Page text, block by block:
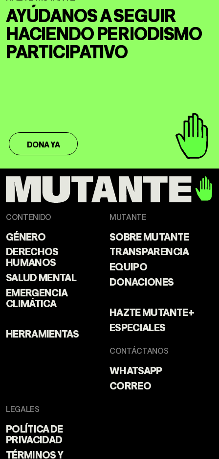
AYÚDANOS A SEGUIR
HACIENDOPERIODISMO
PARTICIPATIVO
DONA YA
CONTENIDO
GÉNERO
DERECHOS
HUMANOS
SALUD MENTAL
EMERGENCIA
CLIMÁTICA
HERRAMIENTAS
MUTANTE
SOBRE MUTANTE
TRANSPARENCIA
EQUIPO
DONACIONES
HAZTE MUTANTE+
ESPECIALES
CONTÁCTANOS
WHATSAPP
CORREO
LEGALES
POLÍTICA DE
PRIVACIDAD
TÉRMINOS Y